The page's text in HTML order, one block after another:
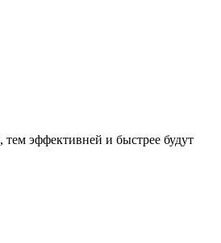
эффективней и быстрее будут